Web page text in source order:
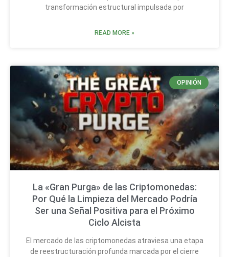
transformación estructural impulsada por
READ MORE »
OPINIÓN
La «Gran Purga» de las Criptomonedas:
Por Qué la Limpieza del Mercado Podría
Ser una Señal Positiva para el Próximo
Ciclo Alcista
El mercado de las criptomonedas atraviesa una etapa
de reestructuración profunda marcada por el cierre